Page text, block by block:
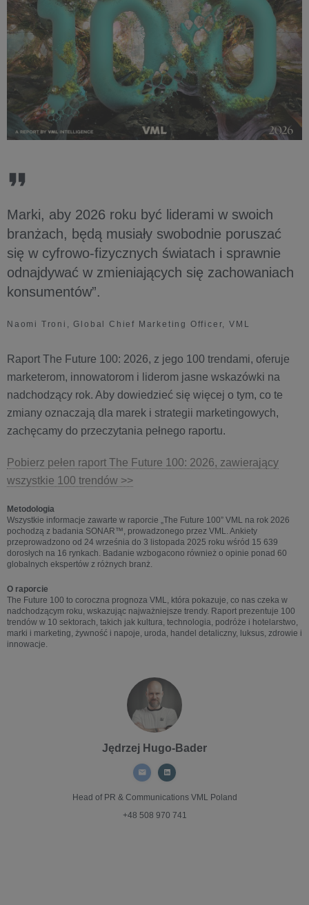
Marki, aby 2026 roku być liderami w swoich
branżach, będą musiały swobodnie poruszać
się w cyfrowo-fizycznych światach i sprawnie
odnajdywać w zmieniających się zachowaniach
konsumentów”.
Naomi Troni, Global Chief Marketing Officer, VML
Raport The Future 100: 2026, z jego 100 trendami, oferuje
marketerom, innowatorom i liderom jasne wskazówki na
nadchodzący rok. Aby dowiedzieć się więcej o tym, co te
zmiany oznaczają dla marek i strategii marketingowych,
zachęcamy do przeczytania pełnego raportu.
Pobierz pełen raport The Future 100: 2026, zawierający
wszystkie 100 trendów >>
Metodologia
Wszystkie informacje zawarte w raporcie „The Future 100” VML na rok 2026
pochodzą z badania SONAR™, prowadzonego przez VML. Ankiety
przeprowadzono od 24 września do 3 listopada 2025 roku wśród 15 639
dorosłych na 16 rynkach. Badanie wzbogacono również o opinie ponad 60
globalnych ekspertów z różnych branż.
O raporcie
The Future 100 to coroczna prognoza VML, która pokazuje, co nas czeka w
nadchodzącym roku, wskazując najważniejsze trendy. Raport prezentuje 100
trendów w 10 sektorach, takich jak kultura, technologia, podróże i hotelarstwo,
marki i marketing, żywność i napoje, uroda, handel detaliczny, luksus, zdrowie i
innowacje.
Jędrzej Hugo-Bader
Head of PR & CommunicationsVML Poland
+48 508 970 741